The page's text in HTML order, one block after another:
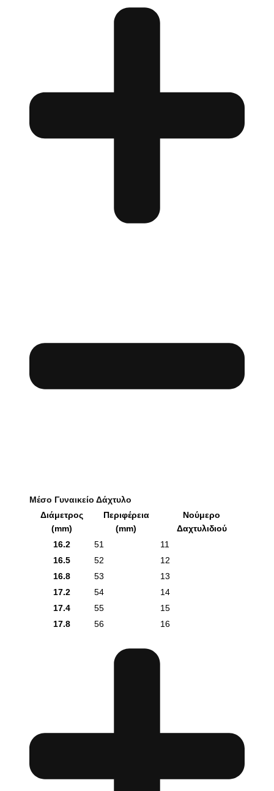
Μέσο Γυναικείο Δάχτυλο
Διάμετρος
(mm)
Περιφέρεια
(mm)
Νούμερο
Δαχτυλιδιού
16.2
51
11
16.5
52
12
16.8
53
13
17.2
54
14
17.4
55
15
17.8
56 16